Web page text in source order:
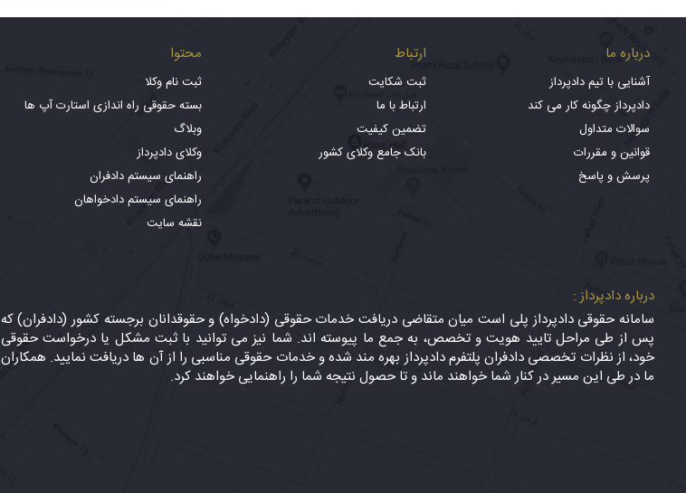
درباره ما
آشنایی با تیم دادپرداز
دادپرداز چگونه کار می کند
سوالات متداول
قوانین و مقررات
پرسش و پاسخ
ارتباط
ثبت شکایت
ارتباط با ما
تضمین کیفیت
بانک جامع وکلای کشور
محتوا
ثبت نام وکلا
بسته حقوقی راه اندازی استارت آپ ها
وبلاگ
وکلای دادپرداز
راهنمای سیستم دادفران
راهنمای سیستم دادخواهان
نقشه سایت
درباره دادپرداز :
سامانه حقوقی دادپرداز پلی است میان متقاضی دریافت خدمات حقوقی (دادخواه) و حقوقدانان برجسته کشور (دادفران) که
پس از طی مراحل تایید هویت و تخصص، به جمع ما پیوسته اند. شما نیز می توانید با ثبت مشکل یا درخواست حقوقی
خود، از نظرات تخصصی دادفران پلتفرم دادپرداز بهره مند شده و خدمات حقوقی مناسبی را از آن ها دریافت نمایید. همکاران
ما در طی این مسیر در کنار شما خواهند ماند و تا حصول نتیجه شما را راهنمایی خواهند کرد.